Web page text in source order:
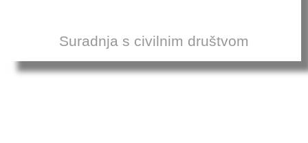
Suradnja s civilnim društvom